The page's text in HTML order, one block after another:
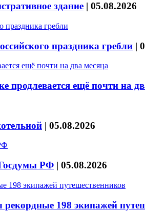
здание | 05.08.2026
праздника гребли |
продлевается ещё почти на
| 05.08.2026
Госдумы РФ | 05.08.2026
198 экипажей